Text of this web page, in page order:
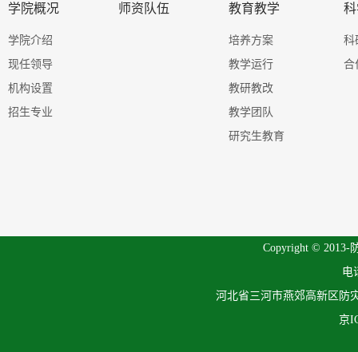
学院概况
学院介绍
现任领导
机构设置
招生专业
师资队伍 教育教学
培养方案
教学运行
教研教改
教学团队
研究生教育
科
合
Copyright © 2013-
电
河北省三河市燕郊高新区防
京